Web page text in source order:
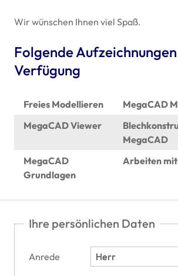
Wir wünschen Ihnen viel Spaß.
Folgende
Verfügung
Freies Modellieren
MegaCAD
MegaCAD Viewer
MegaCAD
MegaCAD
Grundlagen
Arbeiten
Ihre persönlichen Daten
Anrede